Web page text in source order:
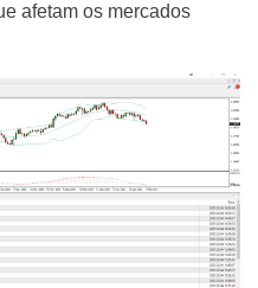
afetam os mercados